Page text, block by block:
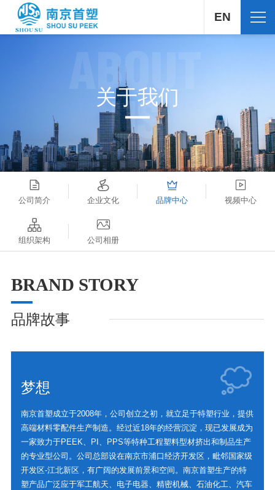
EN
ABOUT
US
关于我们
公司简介 企业文化 品牌中心 视频中心
组织架构 公司相册
BRAND STORY
品牌故事
梦想
南京首塑成立于2008年，公司创立之初，就立足于特塑行业，提供
高端材料零配件生产制造。经过近18年的经营沉淀，现已发展成为
一家致力于PEEK、PI、PPS等特种工程塑料型材挤出和制品生产
的专业型公司。公司总部设在南京市浦口经济开发区，毗邻国家级
开发区-江北新区，有广阔的发展前景和空间。南京首塑生产的特
塑产品广泛应于军工航天、电子电器、精密机械、石油化工、汽车